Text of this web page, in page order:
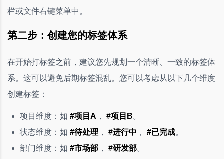
栏或文件右键菜单中。
第二步：创建您的标签体系
在开始打标签之前，建议您先规划一个清晰、一致的标签体
系。这可以避免后期标签混乱。您可以考虑从以下几个维度
创建标签：
项目维度：如 #项目A ， #项目B。
状态维度：如 #待处理 ， #进行中 ， #已完成。
部门维度：如 #市场部 ， #研发部。